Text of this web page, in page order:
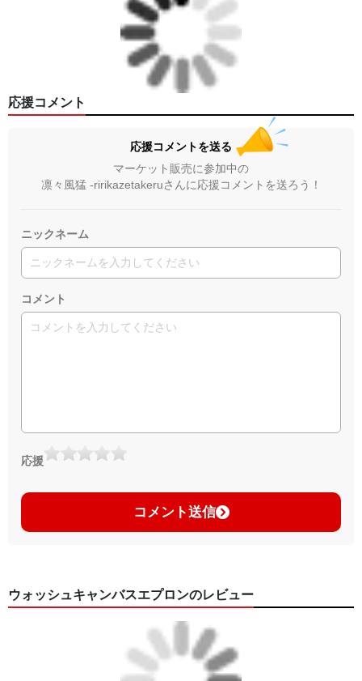
応援コメント
応援コメントを送る
マーケット販売に参加中の
凛々風猛 -ririkazetakeruさんに応援コメントを送ろう！
ニックネーム
コメント
応援
コメント送信
ウォッシュキャンバスエプロンのレビュー